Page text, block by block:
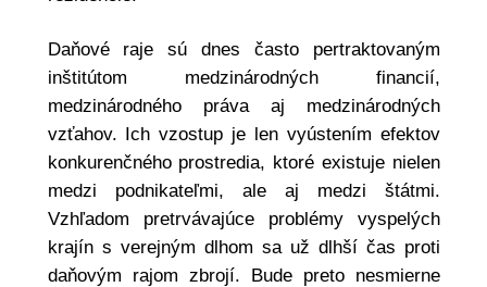
Daňové raje sú dnes často pertraktovaným
inštitútom medzinárodných financií,
medzinárodného práva aj medzinárodných
vzťahov. Ich vzostup je len vyústením efektov
konkurenčného prostredia, ktoré existuje nielen
medzi podnikateľmi, ale aj medzi štátmi.
Vzhľadom pretrvávajúce problémy vyspelých
krajín s verejným dlhom sa už dlhší čas proti
daňovým rajom zbrojí. Bude preto nesmierne